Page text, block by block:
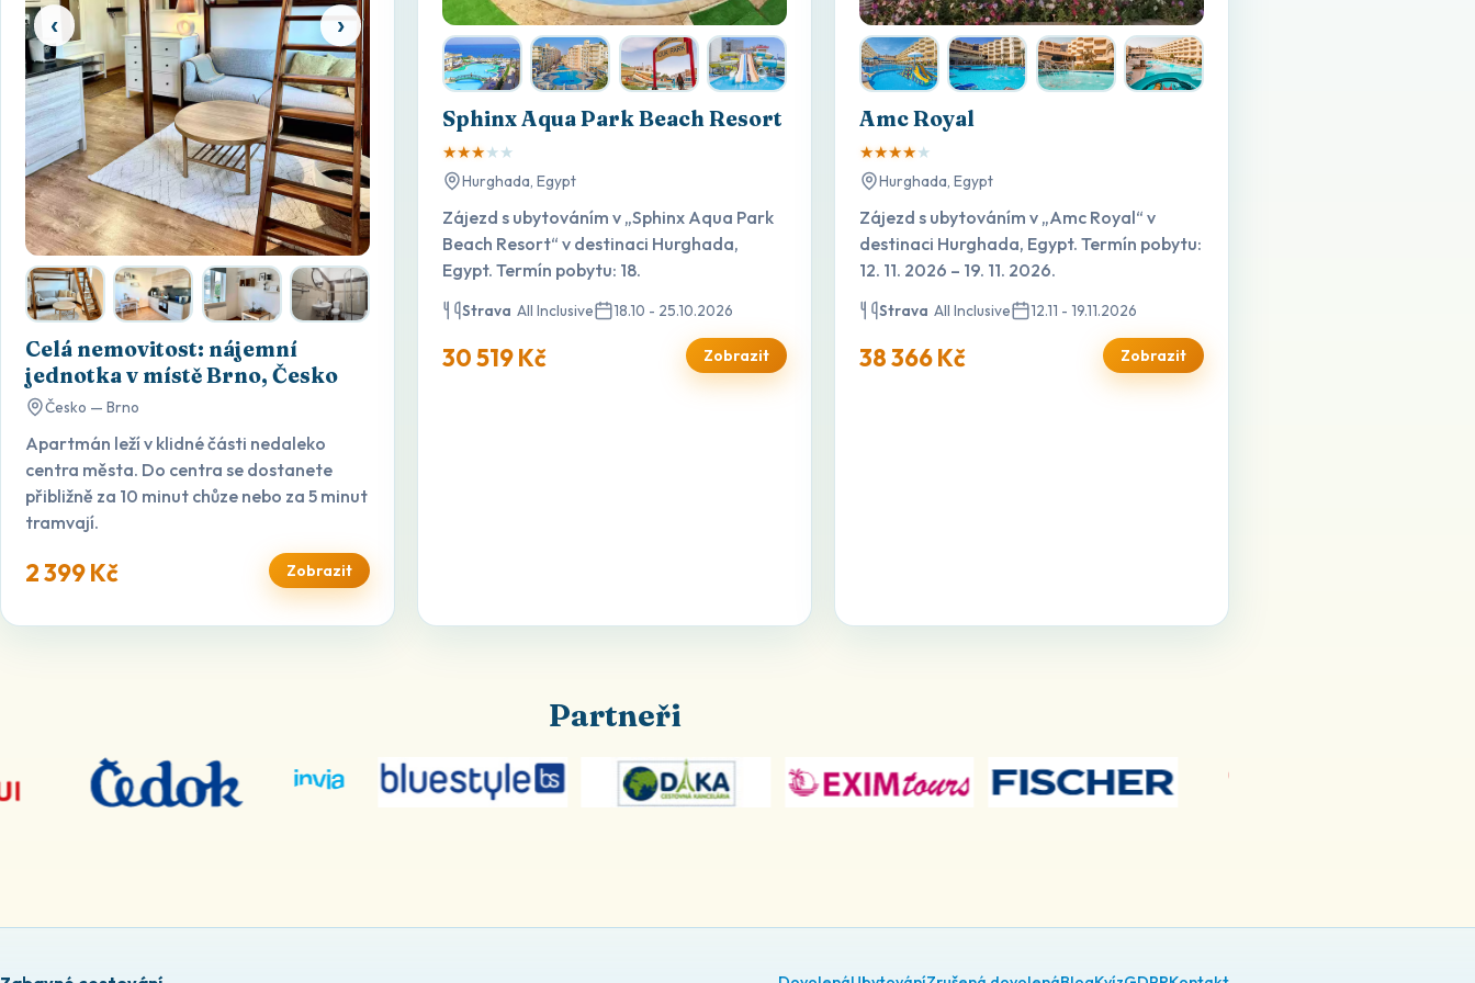
‹ ›
Celá nemovitost: nájemní
jednotka v místě Brno, Česko
Česko — Brno
Apartmán leží v klidné části nedaleko
centra města. Do centra se dostanete
přibližně za 10 minut chůze nebo za 5 minut
tramvají.
2 399 Kč Zobrazit
Sphinx Aqua Park Beach Resort
★★★★★
Hurghada, Egypt
Zájezd s ubytováním v „Sphinx Aqua Park
Beach Resort“ v destinaci Hurghada,
Egypt. Termín pobytu: 18.
Strava All Inclusive 18.10 - 25.10.2026
30 519 Kč Zobrazit
Amc Royal
★★★★★
Hurghada, Egypt
Zájezd s ubytováním v „Amc Royal“ v
destinaci Hurghada, Egypt. Termín pobytu:
12. 11. 2026 – 19. 11. 2026.
Strava All Inclusive 12.11 - 19.11.2026
38 366 Kč Zobrazit
Partneři